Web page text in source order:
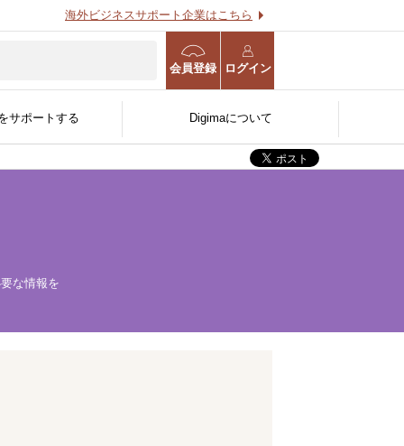
海外ビジネスサポート企業はこちら
会員登録 ログイン
サポートする Digimaについて
な情報を